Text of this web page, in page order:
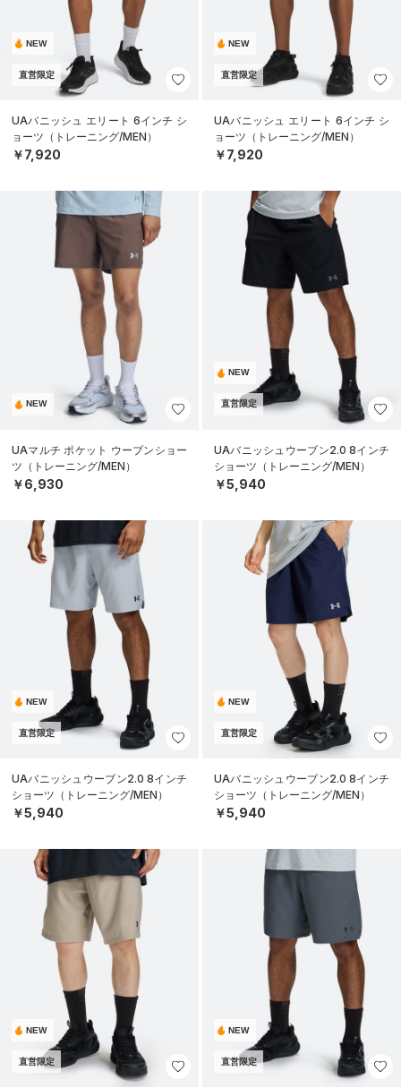
NEW
直営限定
UAバニッシュ エリート 6インチ シ
ョーツ（トレーニング/MEN）
￥7,920
NEW
直営限定
UAバニッシュ エリート 6インチ シ
ョーツ（トレーニング/MEN）
￥7,920
NEW
UAマルチ ポケット ウーブンショー
ツ（トレーニング/MEN）
￥6,930
NEW
直営限定
UAバニッシュウーブン2.0 8インチ
ショーツ（トレーニング/MEN）
￥5,940
NEW
直営限定
UAバニッシュウーブン2.0 8インチ
ショーツ（トレーニング/MEN）
￥5,940
NEW
直営限定
UAバニッシュウーブン2.0 8インチ
ショーツ（トレーニング/MEN）
￥5,940
NEW
直営限定
NEW
直営限定